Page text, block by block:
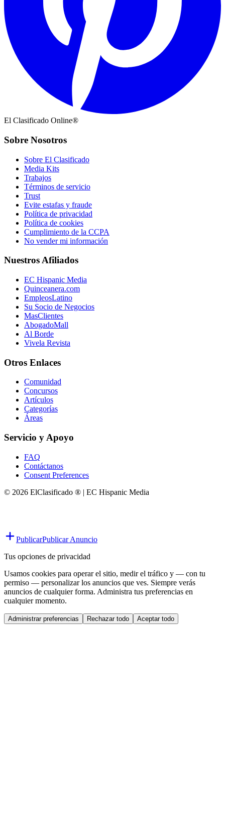
El Clasificado Online®
Sobre Nosotros
Sobre El Clasificado
Media Kits
Trabajos
Términos de servicio
Trust
Evite estafas y fraude
Política de privacidad
Política de cookies
Cumplimiento de la CCPA
No vender mi información
Nuestros Afiliados
EC Hispanic Media
Quinceanera.com
EmpleosLatino
Su Socio de Negocios
MasClientes
AbogadoMall
Al Borde
Vivela Revista
Otros Enlaces
Comunidad
Concursos
Artículos
Categorías
Áreas
Servicio y Apoyo
FAQ
Contáctanos
Consent Preferences
© 2026 ElClasificado ® | EC Hispanic Media
PublicarPublicar Anuncio
Tus opciones de privacidad
Usamos cookies para operar el sitio, medir el tráfico y — con tu
permiso — personalizar los anuncios que ves. Siempre verás
anuncios de cualquier forma. Administra tus preferencias en
cualquier momento.
Administrar preferencias Rechazar todo Aceptar todo